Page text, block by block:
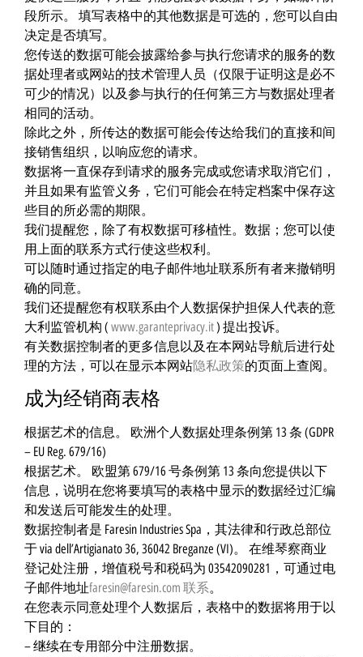
段所示。 填写表格中的其他数据是可选的，您可以自由
决定是否填写。
您传送的数据可能会披露给参与执行您请求的服务的数
据处理者或网站的技术管理人员（仅限于证明这是必不
可少的情况）以及参与执行的任何第三方与数据处理者
相同的活动。
除此之外，所传达的数据可能会传达给我们的直接和间
接销售组织，以响应您的请求。
数据将一直保存到请求的服务完成或您请求取消它们，
并且如果有监管义务，它们可能会在特定档案中保存这
些目的所必需的期限。
我们提醒您，除了有权数据可移植性。数据；您可以使
用上面的联系方式行使这些权利。
可以随时通过指定的电子邮件地址联系所有者来撤销明
确的同意。
我们还提醒您有权联系由个人数据保护担保人代表的意
大利监管机构 ( www.garanteprivacy.it) 提出投诉。
有关数据控制者的更多信息以及在本网站导航后进行处
理的方法，可以在显示本网站隐私政策的页面上查阅。
成为经销商表格
根据艺术的信息。 欧洲个人数据处理条例第 13 条 (GDPR
– EU Reg. 679/16)
根据艺术。 欧盟第 679/16 号条例第 13 条向您提供以下
信息，说明在您将要填写的表格中显示的数据经过汇编
和发送后可能发生的处理。
数据控制者是 Faresin Industries Spa，其法律和行政总部位
于 via dell’Artigianato 36, 36042 Breganze (VI)。 在维琴察商业
登记处注册，增值税号和税码为 03542090281，可通过电
子邮件地址faresin@faresin.com 联系。
在您表示同意处理个人数据后，表格中的数据将用于以
下目的：
– 继续在专用部分中注册数据。